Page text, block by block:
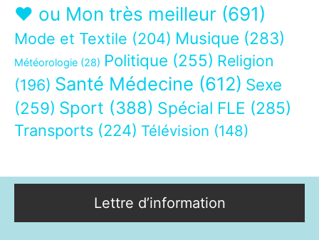
❤ ou Mon très meilleur (691)
Mode et Textile (204) Musique (283)
Météorologie (28) Politique (255) Religion
(196) Santé Médecine (612) Sexe
(259) Sport (388) Spécial FLE (285)
Transports (224) Télévision (148)
Lettre d’information